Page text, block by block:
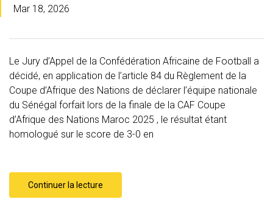
Mar 18, 2026
Le Jury d’Appel de la Confédération Africaine de Football a
décidé, en application de l’article 84 du Règlement de la
Coupe d’Afrique des Nations de déclarer l’équipe nationale
du Sénégal forfait lors de la finale de la CAF Coupe
d’Afrique des Nations Maroc 2025 , le résultat étant
homologué sur le score de 3-0 en
Continuer la lecture